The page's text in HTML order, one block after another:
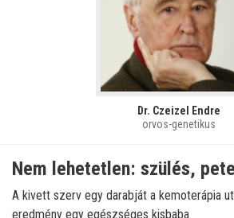
Dr. Czeizel Endre
orvos-genetikus
Nem lehetetlen: szülés,
A kivett szerv egy darabját a kemoterápia
eredmény egy egészséges kisbaba.